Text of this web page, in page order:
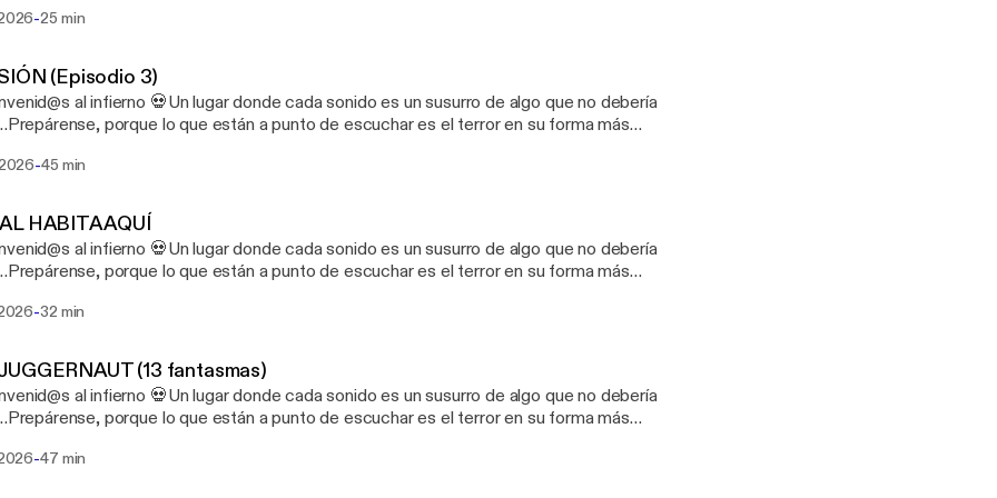
episodios se escuchan directos, crudos y sin interrupciones. 🔥
[https://patreon.com/LEYENDASURBANASOFICIAL?
-25 min
(Episodio 3)
al infierno 💀Un lugar donde cada sonido es un susurro de algo que no debería
porque lo que están a punto de escuchar es el terror en su forma más
episodios se escuchan directos, crudos y sin interrupciones. 🔥
[https://patreon.com/LEYENDASURBANASOFICIAL?
-45 min
HABITA AQUÍ
al infierno 💀Un lugar donde cada sonido es un susurro de algo que no debería
porque lo que están a punto de escuchar es el terror en su forma más
episodios se escuchan directos, crudos y sin interrupciones. 🔥
[https://patreon.com/LEYENDASURBANASOFICIAL?
-32 min
(13 fantasmas)
al infierno 💀Un lugar donde cada sonido es un susurro de algo que no debería
porque lo que están a punto de escuchar es el terror en su forma más
episodios se escuchan directos, crudos y sin interrupciones. 🔥
-47 min